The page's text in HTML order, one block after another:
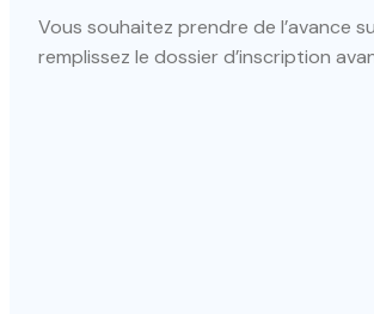
Vous souhaitez prendre de l’avance
remplissez le dossier d’inscription